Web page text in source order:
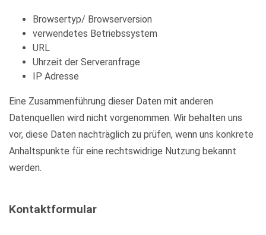
Browsertyp/ Browserversion
verwendetes Betriebssystem
URL
Uhrzeit der Serveranfrage
IP Adresse
Eine Zusammenführung dieser Daten mit anderen
Datenquellen wird nicht vorgenommen. Wir behalten uns
vor, diese Daten nachträglich zu prüfen, wenn uns konkrete
Anhaltspunkte für eine rechtswidrige Nutzung bekannt
werden.
Kontaktformular